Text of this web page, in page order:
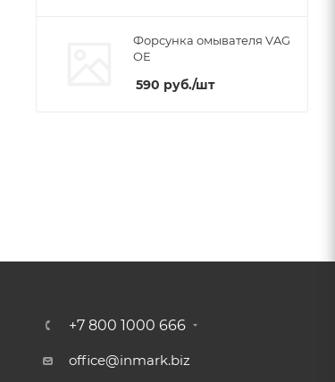
Форсунка омывателя VAG
OE
590 руб./шт
+7 800 1000 666
office@inmark.biz